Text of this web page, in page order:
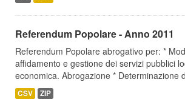
Referendum Popolare - Anno 2011
Referendum Popolare abrogativo per: *
affidamento e gestione dei servizi pubblici
economica. Abrogazione * Determinazione
CSV ZIP